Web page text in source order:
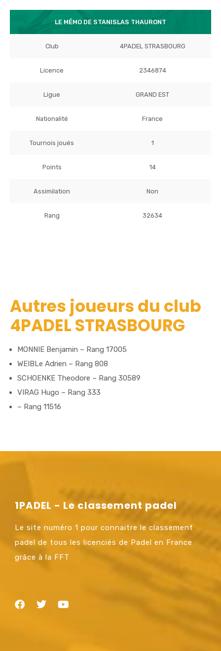
LE MÉMO DE STANISLAS THAURONT
Club 4PADEL STRASBOURG
Licence 2346874
Ligue GRAND EST
Nationalité France
Tournois joués 1
Points 14
Assimilation Non
Rang 32634
Autres joueurs du club
4PADEL STRASBOURG
MONNIE Benjamin – Rang 17005
WEIBLe Adrien – Rang 808
SCHOENKE Theodore – Rang 30589
VIRAG Hugo – Rang 333
– Rang 11516
1PADEL - Le classement padel
Le site numéro 1 pour connaitre le classement
padel de tous les licenciés de Padel en France
grâce à la FFT